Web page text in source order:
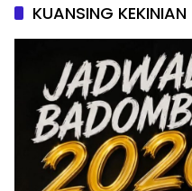
KUANSING KEKINIAN